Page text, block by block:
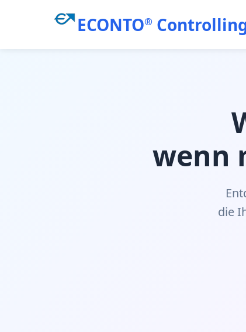
ECONTO®
wenn
die